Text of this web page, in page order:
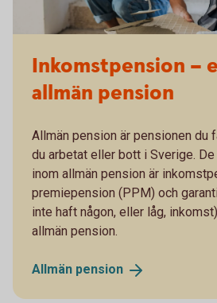
Inkomstpension –
allmän pension
Allmän pension är pensionen du
du arbetat eller bott i Sverige.
inom allmän pension är
premiepension (PPM) och
inte haft någon, eller låg,
allmän pension.
Allmän pension